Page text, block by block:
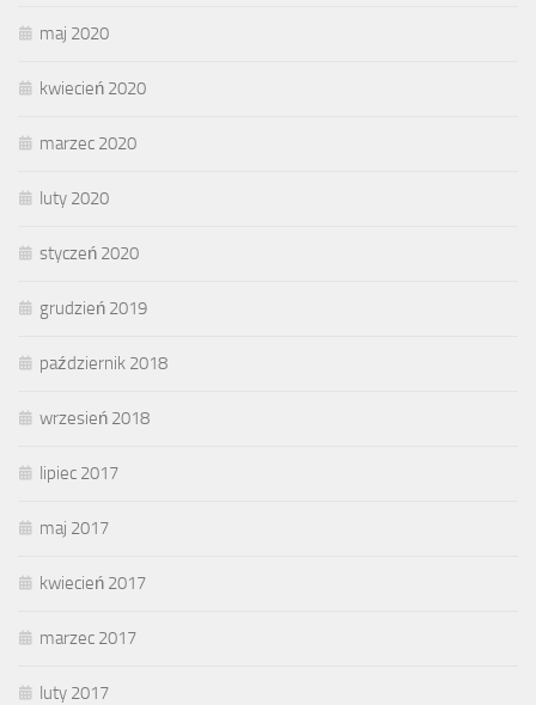
maj 2020
kwiecień 2020
marzec 2020
luty 2020
styczeń 2020
grudzień 2019
październik 2018
wrzesień 2018
lipiec 2017
maj 2017
kwiecień 2017
marzec 2017
luty 2017